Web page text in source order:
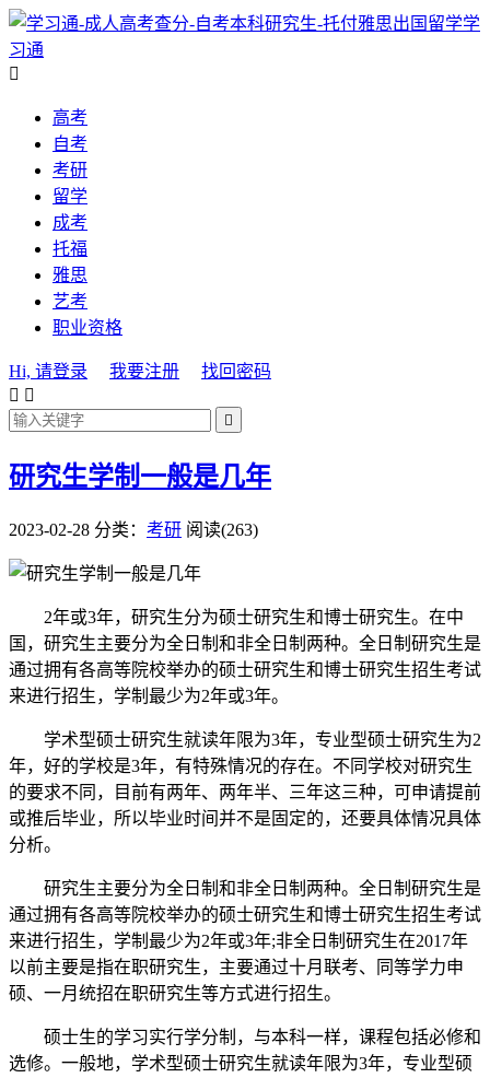
学
习通

高考
自考
考研
留学
成考
托福
雅思
艺考
职业资格
Hi, 请登录 我要注册
找回密码
 

研究生学制一般是几年
2023-02-28 分类： 考研 阅读(263)
2年或3年，研究生分为硕士研究生和博士研究生。在中
国，研究生主要分为全日制和非全日制两种。全日制研究生是
通过拥有各高等院校举办的硕士研究生和博士研究生招生考试
来进行招生，学制最少为2年或3年。
学术型硕士研究生就读年限为3年，专业型硕士研究生为2
年，好的学校是3年，有特殊情况的存在。不同学校对研究生
的要求不同，目前有两年、两年半、三年这三种，可申请提前
或推后毕业，所以毕业时间并不是固定的，还要具体情况具体
分析。
研究生主要分为全日制和非全日制两种。全日制研究生是
通过拥有各高等院校举办的硕士研究生和博士研究生招生考试
来进行招生，学制最少为2年或3年;非全日制研究生在2017年
以前主要是指在职研究生，主要通过十月联考、同等学力申
硕、一月统招在职研究生等方式进行招生。
硕士生的学习实行学分制，与本科一样，课程包括必修和
选修。一般地，学术型硕士研究生就读年限为3年，专业型硕